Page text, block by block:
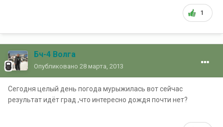
1
Бч-4 Волга
Опубликовано 28 марта, 2013
Сегодня целый день погода мурыжилась вот сейчас
результат идёт град ,что интересно дождя почти нет?